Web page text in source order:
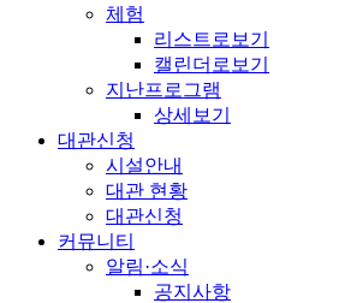
체험
리스트로보기
캘린더로보기
지난프로그램
상세보기
대관신청
시설안내
대관 현황
대관신청
커뮤니티
알림·소식
공지사항